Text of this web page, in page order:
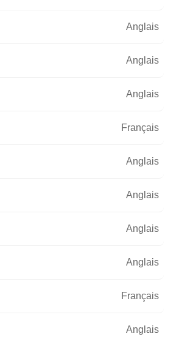
SOLAIRES POUR ÉCLAIRER LE
Le plus grand projet installé par Fonroche
Lire la suite
Anglais
Anglais
Anglais
Français
Anglais
Anglais
Anglais
Anglais
Français
Anglais